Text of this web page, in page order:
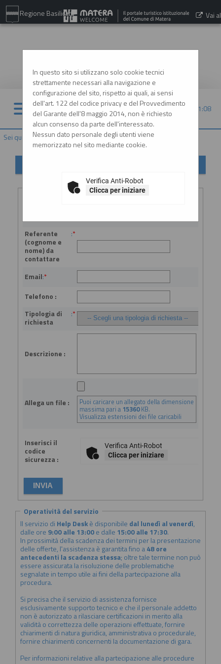
Regione Basilicata Vai al
08/08/2026 21:08
Sei qui: Home»Informazioni»Helpdesk operatori economici
In questo sito si utilizzano solo cookie tecnici
strettamente necessari alla navigazione e
configurazione del sito, rispetto ai quali, ai sensi
dell'art. 122 del codice privacy e del Provvedimento
del Garante dell'8 maggio 2014, non è richiesto
alcun consenso da parte dell'interessato.
Nessun dato personale degli utenti viene
memorizzato nel sito mediante cookie.
Verifica Anti-Robot
Clicca per iniziare
Inserimento richiesta
denominazione
Referente
(cognome e
nome) da
contattare
:*
Email:*
Telefono :
Tipologia di
richiesta
:*
Descrizione :
Allega un file : Puoi caricare un allegato della dimensione
massima pari a 15360KB.
Visualizza estensioni dei file caricabili
Inserisci il
codice
sicurezza :
Verifica Anti-Robot
Clicca per iniziare
Operatività del servizio
Il servizio di Help Deskè disponibile dal lunedì al venerdì,
dalle ore 9:00 alle 13:00e dalle 15:00 alle 17:30.
In prossimità della scadenza dei termini per la presentazione
delle offerte, l'assistenza è garantita fino a48 ore
antecedenti la scadenza stessa; oltre tale termine non può
essere assicurata la risoluzione delle problematiche
segnalate in tempo utile ai fini della partecipazione alla
procedura.
Si precisa che il servizio di assistenza fornisce
esclusivamente supporto tecnico e che il personale addetto
non è autorizzato a rilasciare certificazioni in merito alla
validità o correttezza delle operazioni effettuate, fornire
chiarimenti di natura giuridica, amministrativa o procedurale,
fornire chiarimenti concernenti la documentazione di gara.
Per informazioni relative alla partecipazione alle procedure